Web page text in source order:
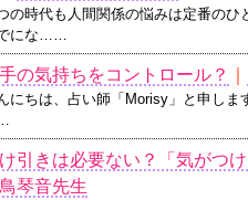
の時代も人間関係の悩みは定番の
にな……
の気持ちをコントロール？
にちは、占い師「Morisy」と申しま
引きは必要ない？「気がつ
琴音先生